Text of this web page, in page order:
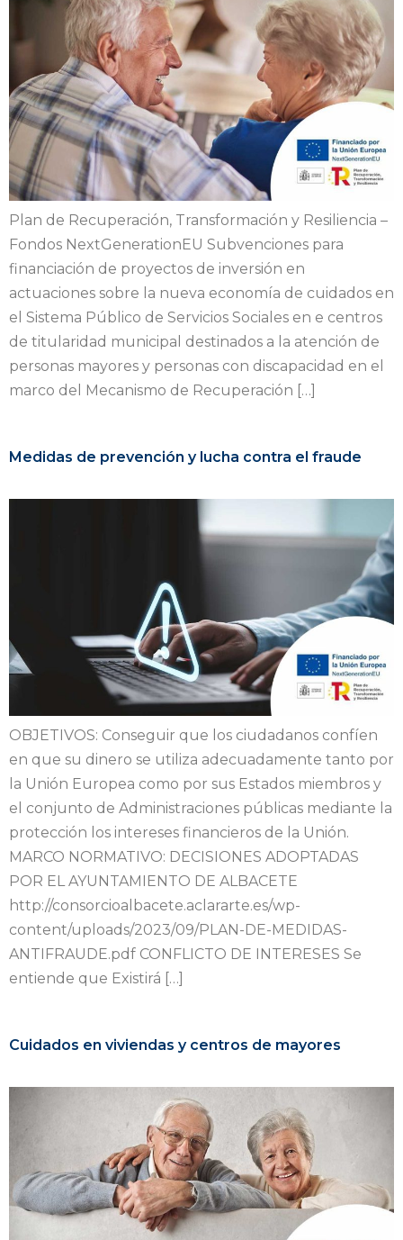
Plan de Recuperación, Transformación y Resiliencia –
Fondos NextGenerationEU Subvenciones para
financiación de proyectos de inversión en
actuaciones sobre la nueva economía de cuidados en
el Sistema Público de Servicios Sociales en e centros
de titularidad municipal destinados a la atención de
personas mayores y personas con discapacidad en el
marco del Mecanismo de Recuperación […]
Medidas de prevención y lucha contra el fraude
OBJETIVOS: Conseguir que los ciudadanos confíen
en que su dinero se utiliza adecuadamente tanto por
la Unión Europea como por sus Estados miembros y
el conjunto de Administraciones públicas mediante la
protección los intereses financieros de la Unión.
MARCO NORMATIVO: DECISIONES ADOPTADAS
POR EL AYUNTAMIENTO DE ALBACETE
http://consorcioalbacete.aclararte.es/wp-
content/uploads/2023/09/PLAN-DE-MEDIDAS-
ANTIFRAUDE.pdf CONFLICTO DE INTERESES Se
entiende que Existirá […]
Cuidados en viviendas y centros de mayores